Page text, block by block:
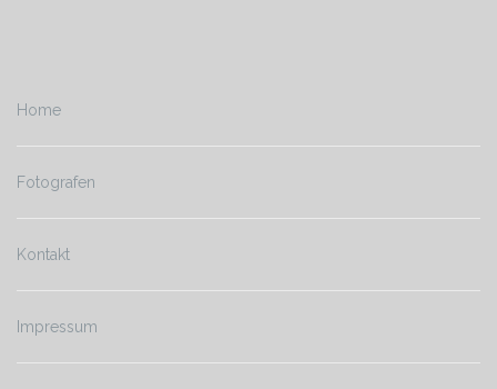
Home
Fotografen
Kontakt
Impressum